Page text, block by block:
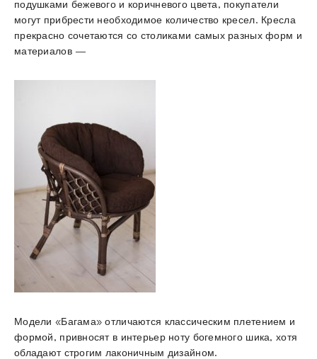
подушками бежевого и коричневого цвета, покупатели
могут прибрести необходимое количество кресел. Кресла
прекрасно сочетаются со столиками самых разных форм и
материалов —
Модели «Багама» отличаются классическим плетением и
формой, привносят в интерьер ноту богемного шика, хотя
обладают строгим лаконичным дизайном.